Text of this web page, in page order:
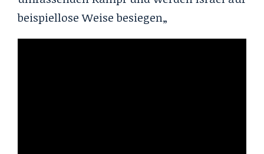
beispiellose Weise besiegen„